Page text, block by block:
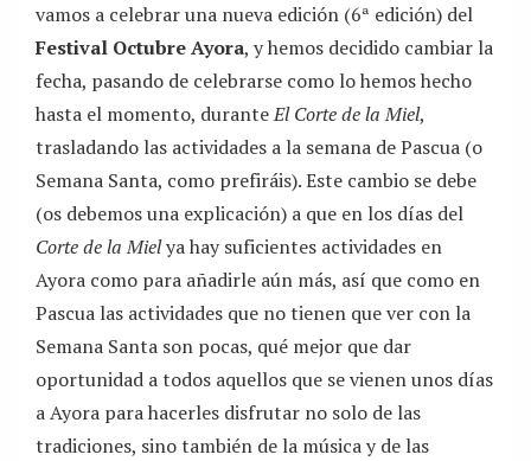
vamos a celebrar una nueva edición (6ª edición) del
Festival Octubre Ayora, y hemos decidido cambiar la
fecha, pasando de celebrarse como lo hemos hecho
hasta el momento, duranteEl Corte de la Miel,
trasladando las actividades a la semana de Pascua (o
Semana Santa, como prefiráis). Este cambio se debe
(os debemos una explicación) a que en los días del
Corte de la Mielya hay suficientes actividades en
Ayora como para añadirle aún más, así que como en
Pascua las actividades que no tienen que ver con la
Semana Santa son pocas, qué mejor que dar
oportunidad a todos aquellos que se vienen unos días
a Ayora para hacerles disfrutar no solo de las
tradiciones, sino también de la música y de las